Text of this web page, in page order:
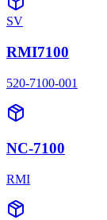
SV
RMI7100
520-7100-001
NC-7100
RMI